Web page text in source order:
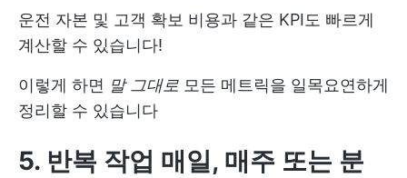
운전 자본 및 고객 확보 비용과 같은 KPI도 빠르게
계산할 수 있습니다!
이렇게 하면 말 그대로 모든 메트릭을 일목요연하게
정리할 수 있습니다
5. 반복 작업 매일, 매주 또는 분